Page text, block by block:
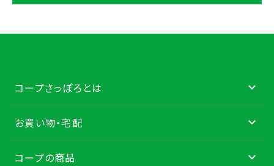
コープさっぽろとは
お買い物・宅配
コープの商品